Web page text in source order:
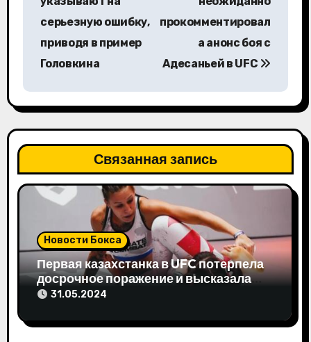
а
ц
я
о
з
п
серьезную ошибку,
приводя в пример
Головкина
прокомментировал
а анонс боя с
Адесаньей в UFC
Связанная запись
Новости Бокса
Первая казахстанка в UFC потерпела
досрочное поражение и высказала
свое мнение
31.05.2024